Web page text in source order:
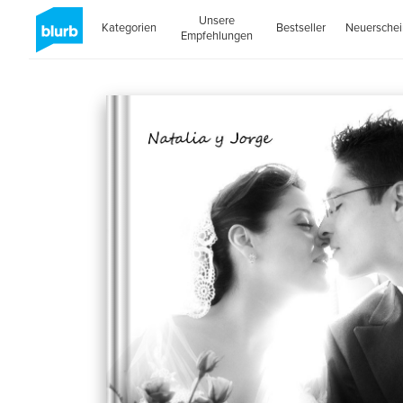
Kategorien
Unsere
Empfehlungen
Bestseller